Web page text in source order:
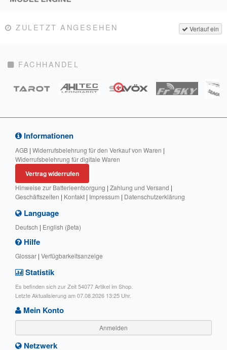
Verlauf ein
ZULETZT ANGESEHEN
FACHHANDEL
Informationen
AGB | Widerrufsbelehrung für den Verkauf von Waren |
Widerrufsbelehrung für digitale Waren
Vertrag widerrufen
Hinweise zur Batterieentsorgung | Zahlung und Versand |
Geschäftszeiten | Kontakt | Impressum | Datenschutzerklärung
Language
Deutsch | English (βeta)
Hilfe
Glossar | Verfügbarkeitsanzeige
Statistik
Es befinden sich zur Zeit 54077 Artikel im Shop.
Letzte Aktualisierung am 07.08.2026 13:25 Uhr.
Mein Konto
Anmelden
Netzwerk